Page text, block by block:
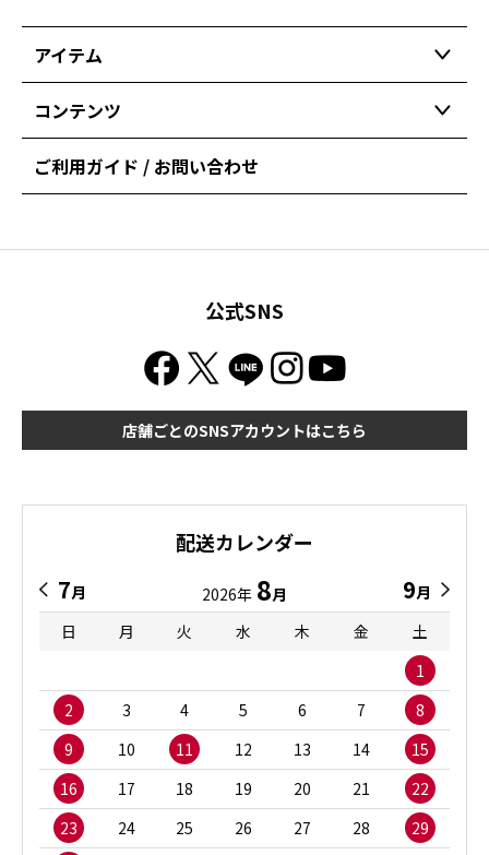
アイテム
コンテンツ
ご利用ガイド / お問い合わせ
公式SNS
店舗ごとのSNSアカウントはこちら
配送カレンダー
7月 2026年 8月 9月
日
月 火 水 木 金
土
1
2
3 4 5 6 7
8
9
10 11 12 13 14
15
16
17 18 19 20 21
22
23
24 25 26 27 28 29